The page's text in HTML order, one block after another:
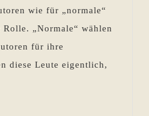
Schall
und
Rauch?
wie für „normale“
Rolle. „Normale“ wählen
für ihre
diese Leute eigentlich,